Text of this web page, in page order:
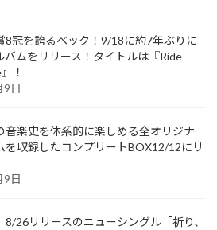
8冠を誇るベック！9/18に約7年ぶりに
バムをリリース！タイトルは『Ride
！
9日
音楽史を体系的に楽しめる全オリジナ
を収録したコンプリートBOX12/12にリ
9日
8/26リリースのニューシングル「祈り、